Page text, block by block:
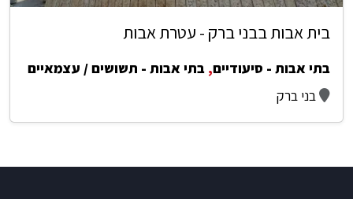
בית אבות בבני ברק - עטרת אבות
בתי אבות - סיעודיים, בתי אבות - תשושים / עצמאיים
בני ברק